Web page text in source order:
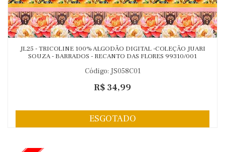
JL25 - TRICOLINE 100% ALGODÃO DIGITAL -COLEÇÃO JUARI
SOUZA - BARRADOS - RECANTO DAS FLORES 99310/001
Código: JS058C01
R$ 34,99
ESGOTADO